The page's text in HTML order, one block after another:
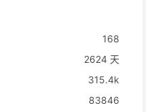
168
2624 天
315.4k
83846